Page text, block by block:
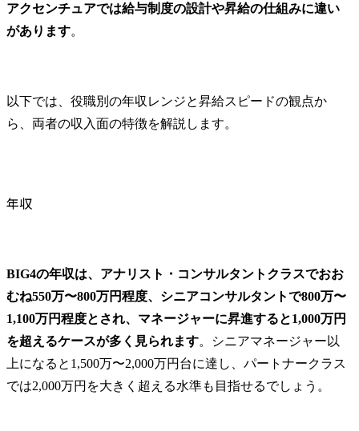
アクセンチュアでは給与制度の設計や昇給の仕組みに違い
があります。
以下では、役職別の年収レンジと昇給スピードの観点か
ら、両者の収入面の特徴を解説します。
年収
BIG4の年収は、アナリスト・コンサルタントクラスでおお
むね550万〜800万円程度、シニアコンサルタントで800万〜
1,100万円程度とされ、マネージャーに昇進すると1,000万円
を超えるケースが多く見られます。シニアマネージャー以
上になると1,500万〜2,000万円台に達し、パートナークラス
では2,000万円を大きく超える水準も目指せるでしょう。